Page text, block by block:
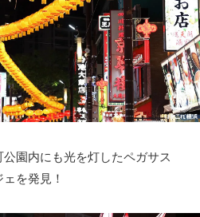
園内にも光を灯したペガサス
を発見！